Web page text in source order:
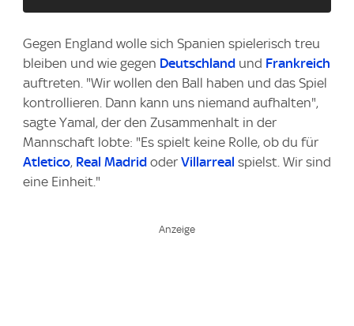
Gegen England wolle sich Spanien spielerisch treu
bleiben und wie gegen Deutschland und Frankreich
auftreten. "Wir wollen den Ball haben und das Spiel
kontrollieren. Dann kann uns niemand aufhalten",
sagte Yamal, der den Zusammenhalt in der
Mannschaft lobte: "Es spielt keine Rolle, ob du für
Atletico, Real Madrid oder Villarreal spielst. Wir sind
eine Einheit."